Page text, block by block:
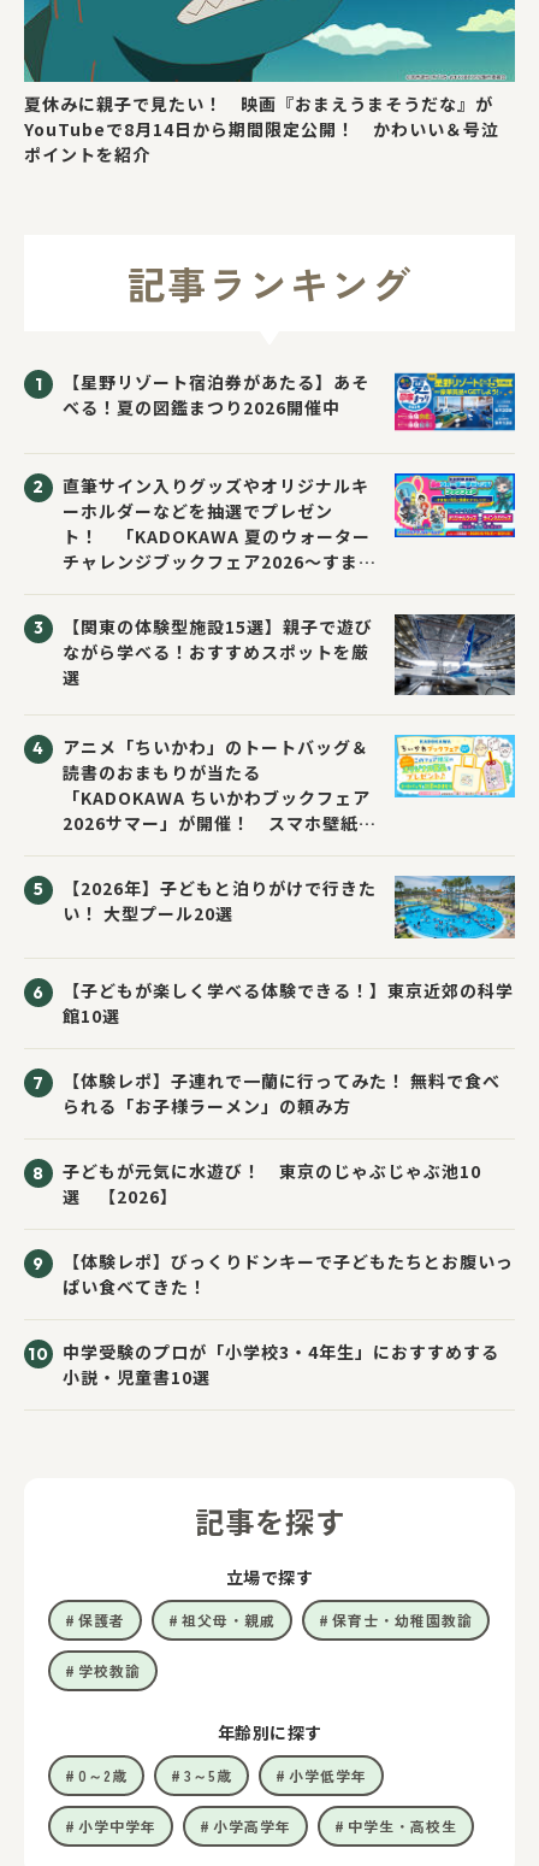
夏休みに親子で見たい！ 映画『おまえうまそうだな』が
YouTubeで8月14日から期間限定公開！ かわいい＆号泣
ポイントを紹介
記事ランキング
【星野リゾート宿泊券があたる】あそ
べる！夏の図鑑まつり2026開催中
直筆サイン入りグッズやオリジナルキ
ーホルダーなどを抽選でプレゼン
ト！ 「KADOKAWA 夏のウォーター
チャレンジブックフェア2026～すまな
【関東の体験型施設15選】親子で遊び
ながら学べる！おすすめスポットを厳
選
アニメ「ちいかわ」のトートバッグ＆
読書のおまもりが当たる
「KADOKAWA ちいかわブックフェア
2026サマー」が開催！ スマホ壁紙は
【2026年】子どもと泊りがけで行きた
い！ 大型プール20選
【子どもが楽しく学べる体験できる！】東京近郊の科学
館10選
【体験レポ】子連れで一蘭に行ってみた！ 無料で食べ
られる「お子様ラーメン」の頼み方
子どもが元気に水遊び！ 東京のじゃぶじゃぶ池10
選 【2026】
【体験レポ】びっくりドンキーで子どもたちとお腹いっ
ぱい食べてきた！
中学受験のプロが「小学校3・4年生」におすすめする
小説・児童書10選
記事を探す
立場で探す
保護者 祖父母・親戚 保育士・幼稚園教諭
学校教諭
年齢別に探す
0～2歳 3～5歳 小学低学年
小学中学年 小学高学年 中学生・高校生